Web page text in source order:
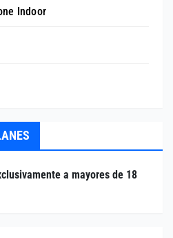
Indoor
a mayores de 18